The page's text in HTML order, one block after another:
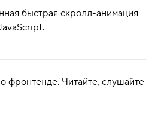
быстрая скролл-анимация
фронтенде. Читайте, слушайте